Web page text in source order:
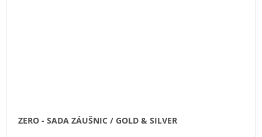
ZERO - SADA ZÁUŠNIC / GOLD & SILVER